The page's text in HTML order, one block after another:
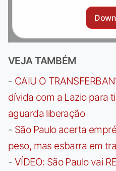
VEJA TAMBÉM
- CAIU O
dívida com a Lazio para
aguarda liberação
- São Paulo acerta
peso, mas esbarra em
- VÍDEO: São Paulo vai